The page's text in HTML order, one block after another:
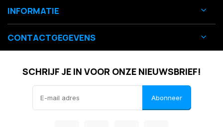
INFORMATIE
CONTACTGEGEVENS
SCHRIJF JE IN VOOR ONZE NIEUWSBRIEF!
Abonneer